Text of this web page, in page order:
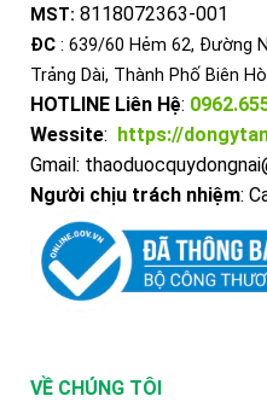
MST: 8118072363-001
ĐC : 639/60 Hẻm 62, Đường
Trảng Dài, Thành Phố Biên
HOTLINE Liên Hệ:
Wessite: https://
Gmail:
Người chịu trách nhiệm:
VỀ CHÚNG TÔI